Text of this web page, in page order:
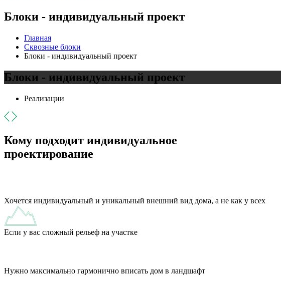
Блоки - индивидуальный проект
Главная
Сквозные блоки
Блоки - индивидуальный проект
Блоки - индивидуальный проект
Реализации
Кому подходит индивидуальное
проектирование
Хочется индивидуальный и уникальный внешний вид дома, а не как у всех
Если у вас сложный рельеф на участке
Нужно максимально гармонично вписать дом в ландшафт